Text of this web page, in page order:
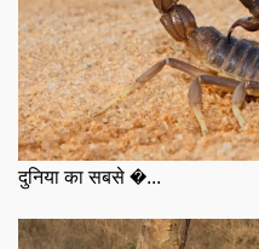
दुनिया का सबसे �...